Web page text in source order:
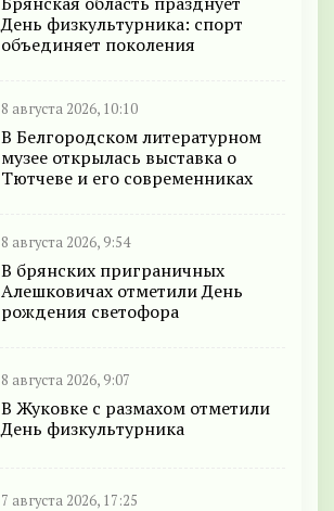
День физкультурника: спорт
объединяет поколения
8 августа 2026, 10:10
В Белгородском литературном
музее открылась выставка о
Тютчеве и его современниках
8 августа 2026, 9:54
В брянских приграничных
Алешковичах отметили День
рождения светофора
8 августа 2026, 9:07
В Жуковке с размахом отметили
День физкультурника
7 августа 2026, 17:25